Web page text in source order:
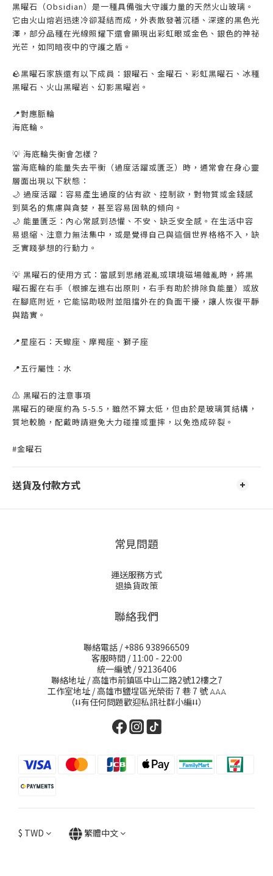
黑曜石（Obsidian）是一種具備強大守護力量的天然火山玻璃。
它由火山熔岩迅速冷卻凝結而成，外表散發著沉穩、深邃的黑色光
澤，部分品種在光線照耀下還會顯現出彩虹眼或金色、銀色的神祕
光芒，如同暗夜中的守護之盾。
🪨黑曜石家族還有以下成員：銀曜石、金曜石、彩虹黑曜石、冰種
黑曜石、火山黑曜岩、幻影黑曜岩。
📍對應脈輪
海底輪。
💡 海底輪失衡會怎樣？
當海底輪的能量失去平衡（過度活躍或匱乏）時，通常會在身心靈
層面出現以下狀態：
🌙 過度活躍：容易產生過度的佔有欲、控制欲，對物質或金錢感
到莫名的焦慮與貪婪，甚至容易固執的傾向。
🌙 能量匱乏：內心常感到恐懼、不安、缺乏安全感。在生活中容
易退縮、注意力無法集中，或是覺得自己與這個世界格格不入，缺
乏實踐夢想的行動力。
💡 黑曜石的使用方式：當感到思緒混亂或環境磁場雜亂時，將黑
曜石握在右手（根據左進右出原則，右手有助於排除負能量）或放
在腳底附近，它能協助吸附並阻擋外在的負面干擾，讓人恢復平靜
與踏實。
📍星座石：天蠍座、摩羯座、獅子座
📍五行屬性：水
⚠️ 黑曜石的注意事項
黑曜石的硬度約為 5-5.5，雖然不算太低，但由於是玻璃質結構，
質地較脆，配戴時請避免大力碰撞或重摔，以免造成碎裂。
#金曜石
送貨及付款方式
常見問題
運送服務方式
退換貨政策
聯絡我們
聯絡電話 / +886 938966509
客服時間 / 11:00 - 22:00
統一編號 / 92136406
聯絡地址 / 高雄市前鎮區中山二路2號12樓之7
工作室地址 / 高雄市鹽埕區光榮街 7 巷 7 號𖤂𖤂𖤂
（⭣⭣有任何問題歡迎私訊社群小編⭣⭣）
$ TWD 繁體中文